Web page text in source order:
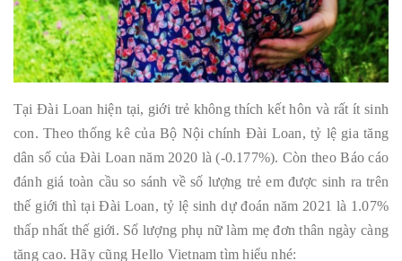
Tại Đài Loan hiện tại, giới trẻ không thích kết hôn và rất ít sinh
con. Theo thống kê của Bộ Nội chính Đài Loan, tỷ lệ gia tăng
dân số của Đài Loan năm 2020 là (-0.177%). Còn theo Báo cáo
đánh giá toàn cầu so sánh về số lượng trẻ em được sinh ra trên
thế giới thì tại Đài Loan, tỷ lệ sinh dự đoán năm 2021 là 1.07%
thấp nhất thế giới. Số lượng phụ nữ làm mẹ đơn thân ngày càng
tăng cao. Hãy cũng Hello Vietnam tìm hiểu nhé: